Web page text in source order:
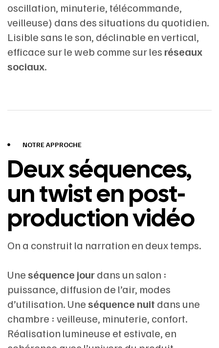
oscillation, minuterie, télécommande,
veilleuse) dans des situations du quotidien.
Lisible sans le son, déclinable en vertical,
efficace sur le web comme sur les réseaux
sociaux.
NOTRE APPROCHE
Deux séquences,
un twist en post-
production vidéo
On a construit la narration en deux temps.
Uneséquence jourdans un salon :
puissance, diffusion de l’air, modes
d’utilisation. Uneséquence nuit dans une
chambre : veilleuse, minuterie, confort.
Réalisation lumineuse et estivale, en